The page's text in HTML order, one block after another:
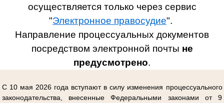
осуществляется только через сервис
"Электронное правосудие".
Направление процессуальных документов
посредством электронной почты не
предусмотрено.
С 10 мая 2026 года вступают в силу изменения процессуального
законодательства, внесенные Федеральными законами от 9